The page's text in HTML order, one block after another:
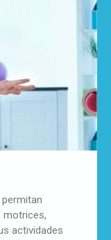
motrices,
actividades